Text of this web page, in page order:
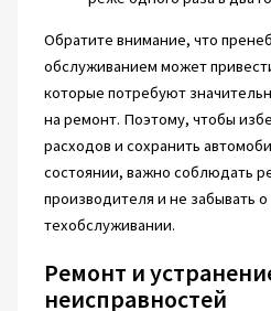
Обратите внимание, что
обслуживанием может
которые потребуют
на ремонт. Поэтому, чтобы
расходов и сохранить
состоянии, важно соблюдать
производителя и не забывать
техобслуживании.
Ремонт и
неисправностей